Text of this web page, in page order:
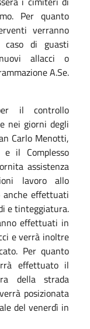
Per quanto
verranno
caso di guasti
allacci o
A.Se.
il controllo
nei giorni degli
Carlo Menotti,
il Complesso
assistenza
lavoro allo
anche effettuati
e tinteggiatura.
effettuati in
e verrà inoltre
Per quanto
effettuato il
della strada
verrà posizionata
del venerdì in